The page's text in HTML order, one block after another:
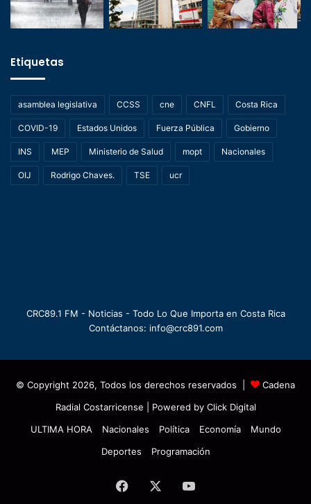
Etiquetas
asamblea legislativa CCSS cne CNFL Costa Rica
COVID-19 Estados Unidos Fuerza Pública Gobierno
INS MEP Ministerio de Salud mopt Nacionales
OIJ Rodrigo Chaves. TSE ucr
CRC89.1 FM - Noticias - Todo Lo Que Importa en Costa Rica
Contáctanos: info@crc891.com
© Copyright 2026, Todos los derechos reservados |
Cadena
Radial Costarricense | Powered by Click Digital
ULTIMA HORA
Nacionales Política Economía
Mundo
Deportes
Programación
Facebook